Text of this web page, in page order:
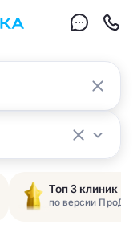
Топ 3 клиник
по версии